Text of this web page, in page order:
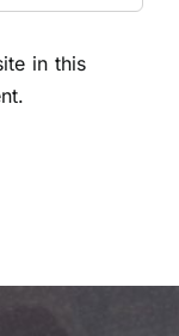
in this